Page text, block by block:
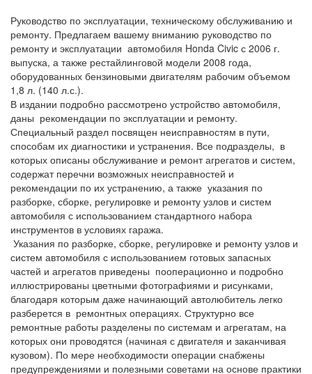
Руководство по эксплуатации, техническому обслуживанию и
ремонту. Предлагаем вашему вниманию руководство по
ремонту и эксплуатации автомобиля Honda Civic с 2006 г.
выпуска, а также рестайлинговой модели 2008 года,
оборудованных бензиновыми двигателям рабочим объемом
1,8 л. (140 л.с.).
В издании подробно рассмотрено устройство автомобиля,
даны рекомендации по эксплуатации и ремонту.
Специальный раздел посвящен неисправностям в пути,
способам их диагностики и устранения. Все подразделы, в
которых описаны обслуживание и ремонт агрегатов и систем,
содержат перечни возможных неисправностей и
рекомендации по их устранению, а также указания по
разборке, сборке, регулировке и ремонту узлов и систем
автомобиля с использованием стандартного набора
инструментов в условиях гаража.
Указания по разборке, сборке, регулировке и ремонту узлов и
систем автомобиля с использованием готовых запасных
частей и агрегатов приведены пооперационно и подробно
иллюстрированы цветными фотографиями и рисунками,
благодаря которым даже начинающий автолюбитель легко
разберется в ремонтных операциях. Структурно все
ремонтные работы разделены по системам и агрегатам, на
которых они проводятся (начиная с двигателя и заканчивая
кузовом). По мере необходимости операции снабжены
предупреждениями и полезными советами на основе практики